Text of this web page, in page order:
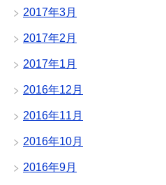
2017年3月
2017年2月
2017年1月
2016年12月
2016年11月
2016年10月
2016年9月